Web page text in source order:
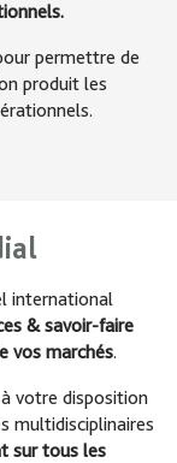
permettre de
produit les
international
& savoir-faire
vos marchés.
votre disposition
multidisciplinaires
sur tous les